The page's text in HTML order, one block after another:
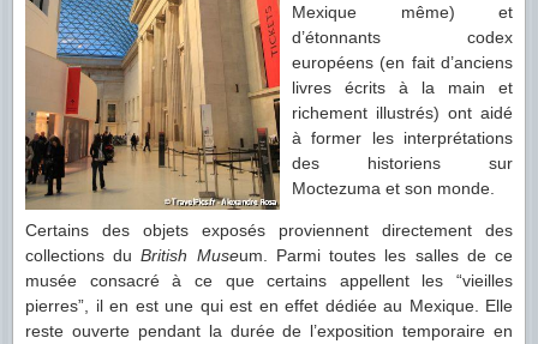
Mexique même) et
d’étonnants codex
européens (en fait d’anciens
livres écrits à la main et
richement illustrés) ont aidé
à former les interprétations
des historiens sur
Moctezuma et son monde.
Certains des objets exposés proviennent directement des
collections duBritish Museum. Parmi toutes les salles de ce
musée consacré à ce que certains appellent les “vieilles
pierres”, il en est une qui est en effet dédiée au Mexique. Elle
reste ouverte pendant la durée de l’exposition temporaire en